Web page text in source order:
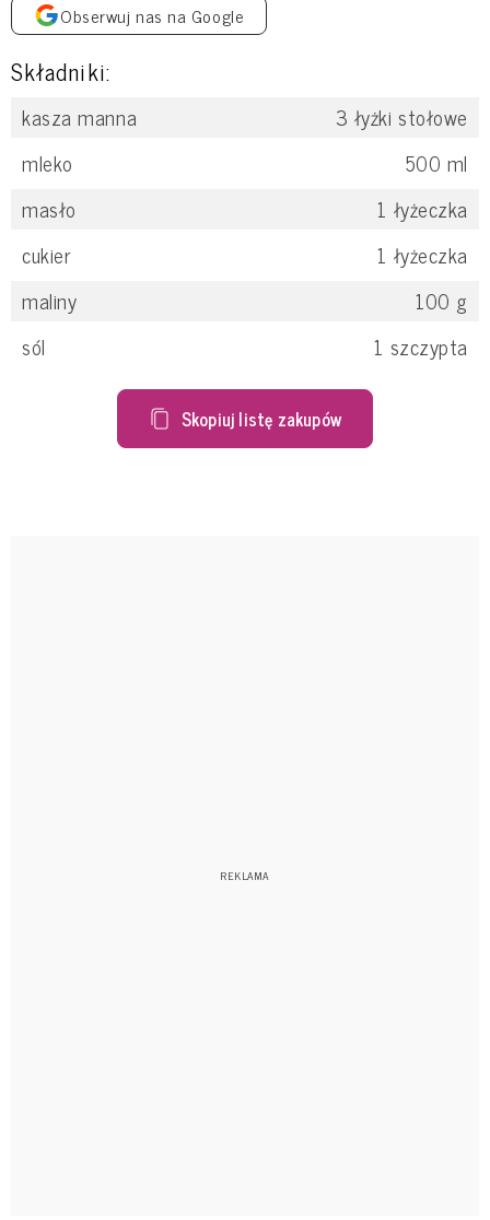
Obserwuj nas na Google
Składniki:
kasza manna 3 łyżki stołowe
mleko
500 ml
masło
1 łyżeczka
cukier
1 łyżeczka
maliny
100 g
sól
1 szczypta
Skopiuj listę zakupów